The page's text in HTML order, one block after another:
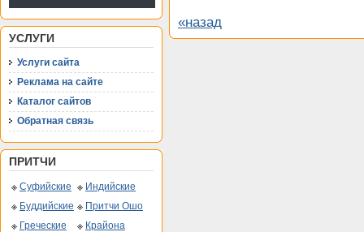
УСЛУГИ
Услуги сайта
Реклама на сайте
Каталог сайтов
Обратная связь
ПРИТЧИ
Суфийские
Индийские
Буддийские
Притчи Ошо
Греческие
Крайона
«назад